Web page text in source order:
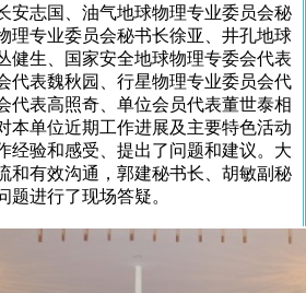
安志国、油气地球物理专业委员会秘
理专业委员会秘书长徐亚、井孔地球
健生、国家安全地球物理专委会代表
代表魏秋园、行星物理专业委员会代
代表高照奇、单位会员代表董世泰相
本单位近期工作进展及主要特色活动
经验和感受、提出了问题和建议。大
和有效沟通，郭建秘书长、胡敏副秘
题进行了现场答疑。